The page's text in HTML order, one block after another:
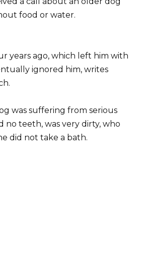
food or water.
years ago, which left him with
ignored him, writes
was suffering from serious
no teeth, was very dirty, who
did not take a bath.